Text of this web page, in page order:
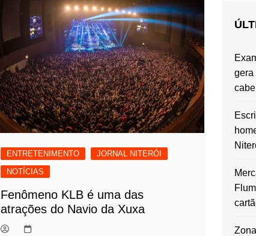
ENTRETENIMENTO
JORNAL NITERÓI
NOTÍCIAS
Fenômeno KLB é uma das
atrações do Navio da Xuxa
gera